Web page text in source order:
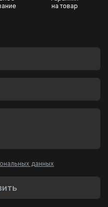
на товар
данных